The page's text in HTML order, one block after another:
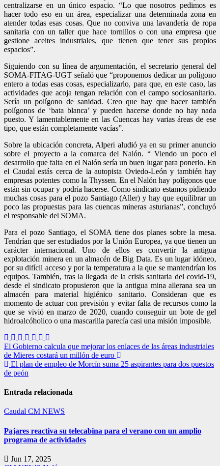
centralizarse en un único espacio. “Lo que nosotros pedimos es
hacer todo eso en un área, especializar una determinada zona en
atender todas esas cosas. Que no conviva una lavandería de ropa
sanitaria con un taller que hace tornillos o con una empresa que
gestione aceites industriales, que tienen que tener sus propios
espacios”.
Siguiendo con su línea de argumentación, el secretario general del
SOMA-FITAG-UGT señaló que “proponemos dedicar un polígono
entero a todas esas cosas, especializarlo, para que, en este caso, las
actividades que acoja tengan relación con el campo sociosanitario.
Sería un polígono de sanidad. Creo que hay que hacer también
polígonos de ‘bata blanca’ y pueden hacerse donde no hay nada
puesto. Y lamentablemente en las Cuencas hay varias áreas de ese
tipo, que están completamente vacías”.
Sobre la ubicación concreta, Alperi aludió ya en su primer anuncio
sobre el proyecto a la comarca del Nalón. “ Viendo un poco el
desarrollo que falta en el Nalón sería un buen lugar para ponerlo. En
el Caudal estás cerca de la autopista Oviedo-León y también hay
empresas potentes como la Thyssen. En el Nalón hay polígonos que
están sin ocupar y podría hacerse. Como sindicato estamos pidiendo
muchas cosas para el pozo Santiago (Aller) y hay que equilibrar un
poco las propuestas para las cuencas mineras asturianas”, concluyó
el responsable del SOMA.
Para el pozo Santiago, el SOMA tiene dos planes sobre la mesa.
Tendrían que ser estudiados por la Unión Europea, ya que tienen un
carácter internacional. Uno de ellos es convertir la antigua
explotación minera en un almacén de Big Data. Es un lugar idóneo,
por su difícil acceso y por la temperatura a la que se mantendrían los
equipos. También, tras la llegada de la crisis sanitaria del covid-19,
desde el sindicato propusieron que la antigua mina allerana sea un
almacén para material higiénico sanitario. Consideran que es
momento de actuar con previsión y evitar falta de recursos como la
que se vivió en marzo de 2020, cuando conseguir un bote de gel
hidroalcóholico o una mascarilla parecía casi una misión imposible.
Navegación
de
entradas
El Gobierno calcula que mejorar los enlaces de las áreas industriales
de Mieres costará un millón de euro
El plan de empleo de Morcín suma 25 aspirantes para dos puestos
de peón
Entrada relacionada
Caudal CM NEWS
Pajares reactiva su telecabina para el verano con un amplio
programa de actividades
Jun 17, 2025